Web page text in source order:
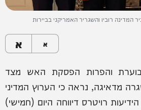
המדינה רוביו והשגריר האמריקני בביירות
א א
והפרות הפסקת האש מצד
מדאיגה, נראה כי הערוץ המדיני
רויטרס דיווחה היום (חמישי)